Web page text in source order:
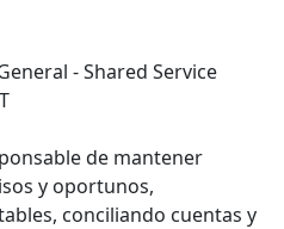
- Shared Service
de mantener
y oportunos,
conciliando cuentas y